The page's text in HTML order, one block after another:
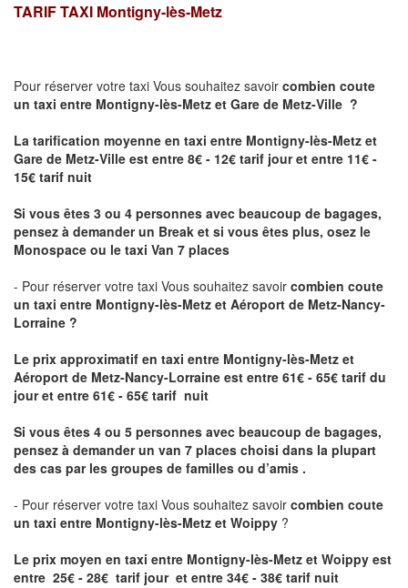
TARIF TAXI Montigny-lès-Metz
Pour réserver votre taxi Vous souhaitez savoir combien coute
un taxi entre Montigny-lès-Metz et Gare de Metz-Ville ?
La tarification moyenne en taxi entre Montigny-lès-Metz et
Gare de Metz-Ville est entre 8€ - 12€ tarif jour et entre 11€ -
15€ tarif nuit
Si vous êtes 3 ou 4 personnes avec beaucoup de bagages,
pensez à demander un Break et si vous êtes plus, osez le
Monospace ou le taxi Van 7 places
- Pour réserver votre taxi Vous souhaitez savoir combien coute
un taxi entre Montigny-lès-Metz et Aéroport de Metz-Nancy-
Lorraine ?
Le prix approximatif en taxi entre Montigny-lès-Metz et
Aéroport de Metz-Nancy-Lorraine est entre 61€ - 65€ tarif du
jour et entre 61€ - 65€ tarif nuit
Si vous êtes 4 ou 5 personnes avec beaucoup de bagages,
pensez à demander un van 7 places choisi dans la plupart
des cas par les groupes de familles ou d’amis .
- Pour réserver votre taxi Vous souhaitez savoir combien coute
un taxi entre Montigny-lès-Metz et Woippy ?
Le prix moyen en taxi entre Montigny-lès-Metz et Woippy est
entre 25€ - 28€ tarif jour et entre 34€ - 38€ tarif nuit